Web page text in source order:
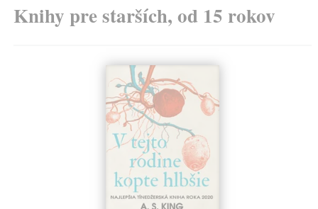
Knihy pre starších, od 15 rokov